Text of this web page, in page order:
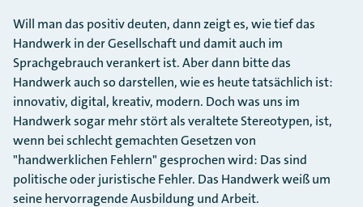
Will man das positiv deuten, dann zeigt es, wie tief das
Handwerk in der Gesellschaft und damit auch im
Sprachgebrauch verankert ist. Aber dann bitte das
Handwerk auch so darstellen, wie es heute tatsächlich ist:
innovativ, digital, kreativ, modern. Doch was uns im
Handwerk sogar mehr stört als veraltete Stereotypen, ist,
wenn bei schlecht gemachten Gesetzen von
"handwerklichen Fehlern" gesprochen wird: Das sind
politische oder juristische Fehler. Das Handwerk weiß um
seine hervorragende Ausbildung und Arbeit.